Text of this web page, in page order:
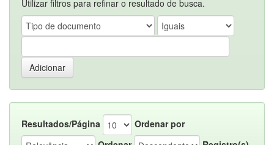
Utilizar filtros para refinar o resultado de busca.
Resultados/Página
Ordenar por